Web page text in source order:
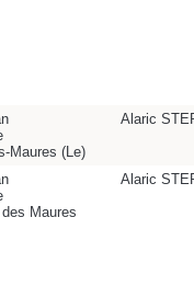
Maures (Le)
Alaric
Maures
Alaric